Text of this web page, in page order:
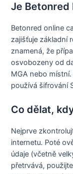
Je Betonred
Betonred online
zajišťuje základní
znamená, že
osvobozeny od
MGA nebo
používá šifrování
Co dělat,
Nejprve
internetu. Poté
údaje (včetně
přetrvává,